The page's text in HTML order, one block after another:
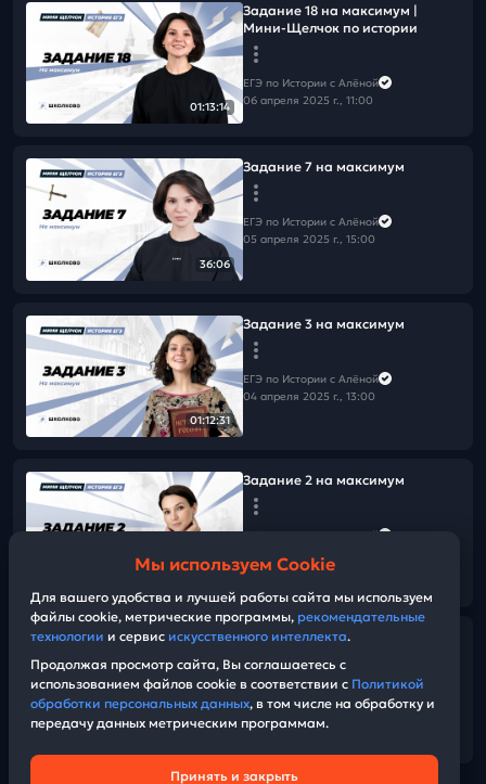
01:13:14
Задание 18 на максимум |
Мини-Щелчок по истории
ЕГЭ по Истории с Алёной
06 апреля 2025 г., 11:00
36:06
Задание 7 на максимум
ЕГЭ по Истории с Алёной
05 апреля 2025 г., 15:00
01:12:31
Задание 3 на максимум
ЕГЭ по Истории с Алёной
04 апреля 2025 г., 13:00
Задание 2 на максимум
ЕГЭ по Истории с Алёной
Задание 1 на максимум
ЕГЭ по Истории с Алёной
03 апреля 2025 г., 13:00
Мы используем Cookie
Для вашего удобства и лучшей работы сайта мы используем
файлы cookie, метрические программы, рекомендательные
технологии и сервис искусственного интеллекта.
Продолжая просмотр сайта, Вы соглашаетесь с
использованием файлов cookie в соответствии с Политикой
обработки персональных данных, в том числе на обработку и
передачу данных метрическим программам.
Принять и закрыть